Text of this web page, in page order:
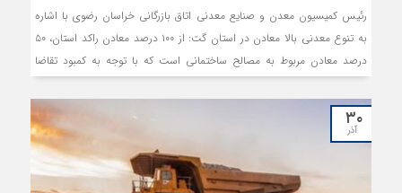
رئیس کمیسیون معدن و صنایع معدنی اتاق بازرگانی خراسان رضوی با اشاره
به تنوع معدنی بالا معادن در استان گت: از ۱۰۰ درصد معادن راکد استان، ۵۰
درصد معادن مربوط به مصالح ساختمانی است که با توجه به کمبود تقاضا
تعطیل شده است‌.
۳۰
آذر